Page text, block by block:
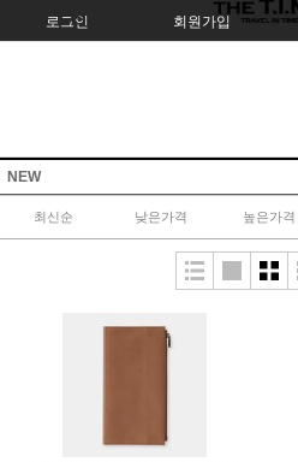
로그인 회원가입
NEW
최신순 낮은가격 높은가격